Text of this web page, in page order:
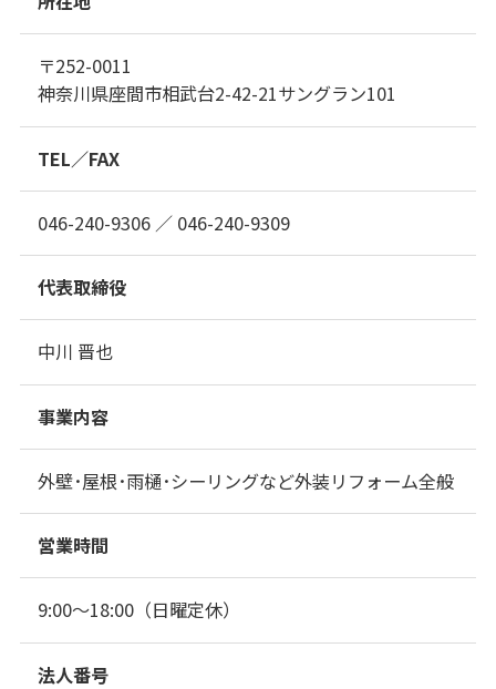
〒252-0011
神奈川県座間市相武台2-42-21サングラン101
TEL／FAX
046-240-9306 ／ 046-240-9309
代表取締役
中川 晋也
事業内容
外壁･屋根･雨樋･シーリングなど外装リフォーム全般
営業時間
9:00～18:00（日曜定休）
法人番号